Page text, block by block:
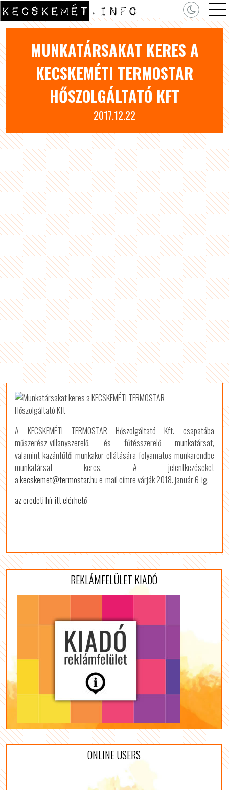
MUNKATÁRSAKAT KERES A
KECSKEMÉTI TERMOSTAR
HŐSZOLGÁLTATÓ KFT
2017.12.22
A KECSKEMÉTI TERMOSTAR Hőszolgáltató Kft. csapatába
műszerész-villanyszerelő, és fűtésszerelő munkatársat,
valamint kazánfűtői munkakör ellátására folyamatos munkarendbe
munkatársat keres. A jelentkezéseket
akecskemet@termostar.hue-mail címre várják 2018. január 6-ig.
az eredeti hír itt elérhető
REKLÁMFELÜLET KIADÓ
ONLINE USERS